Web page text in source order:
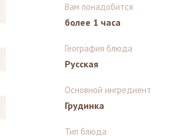
Вам понадобится
более 1 часа
География блюда
Русская
Основной ингредиент
Грудинка
Тип блюда